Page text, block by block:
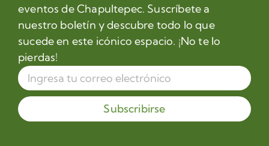
eventos de Chapultepec. Suscríbete a
nuestro boletín y descubre todo lo que
sucede en este icónico espacio. ¡No te lo
pierdas!
Subscribirse